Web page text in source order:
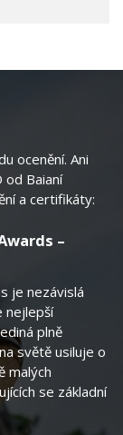
ocenění. Ani
od Baianí
a certifikáty:
–
je nezávislá
nejlepší
plně
světě usiluje o
malých
se základní